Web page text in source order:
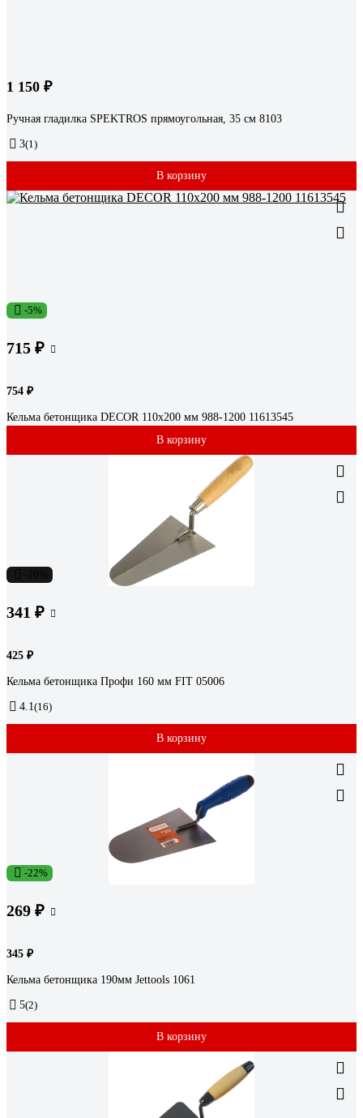
1 150 ₽
Ручная гладилка SPEKTROS прямоугольная, 35 см 8103
3(1)
В корзину
-5%
715 ₽
754 ₽
Кельма бетонщика DЕCOR 110x200 мм 988-1200 11613545
В корзину
341 ₽
425 ₽
Кельма бетонщика Профи 160 мм FIT 05006
4.1(16)
В корзину
-22%
269 ₽
345 ₽
Кельма бетонщика 190мм Jettools 1061
5(2)
В корзину